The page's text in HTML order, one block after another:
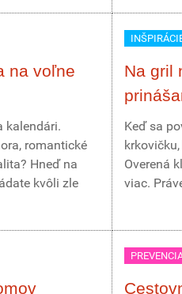
na voľne
kalendári.
romantické
Hneď na
kvôli zle
Na gril
Keď sa
Overená
viac.